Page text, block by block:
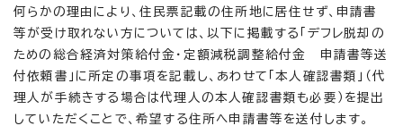
何らかの理由により、住民票記載の住所地に居住せず、申請書
等が受け取れない方については、以下に掲載する「デフレ脱却の
ための総合経済対策給付金・定額減税調整給付金 申請書等送
付依頼書」に所定の事項を記載し、あわせて「本人確認書類」（代
理人が手続きする場合は代理人の本人確認書類も必要）を提出
していただくことで、希望する住所へ申請書等を送付します。